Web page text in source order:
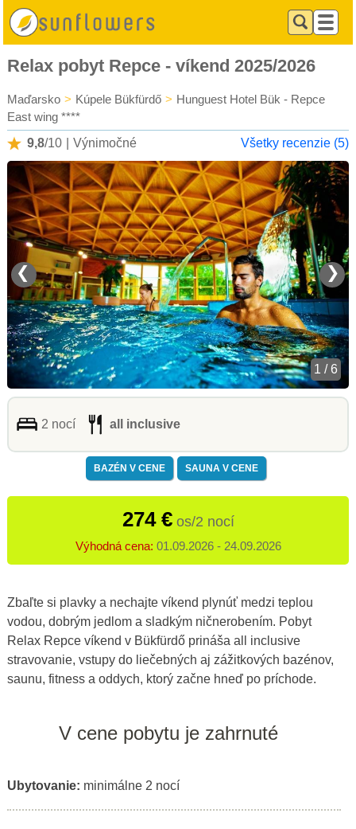
Relax pobyt Repce - víkend 2025/2026
Maďarsko > Kúpele Bükfürdő > Hunguest Hotel Bük - Repce
East wing ****
9,8/10 Výnimočné Všetky recenzie (5)
❮ ❯
1 / 6
2 nocí all inclusive
BAZÉN V CENE SAUNA V CENE
274 €os/2 nocí
Výhodná cena: 01.09.2026 - 24.09.2026
Zbaľte si plavky a nechajte víkend plynúť medzi teplou
vodou, dobrým jedlom a sladkým ničnerobením. Pobyt
Relax Repce víkend v Bükfürdő prináša all inclusive
stravovanie, vstupy do liečebných aj zážitkových bazénov,
saunu, fitness a oddych, ktorý začne hneď po príchode.
V cene pobytu je zahrnuté
Ubytovanie: minimálne 2 nocí